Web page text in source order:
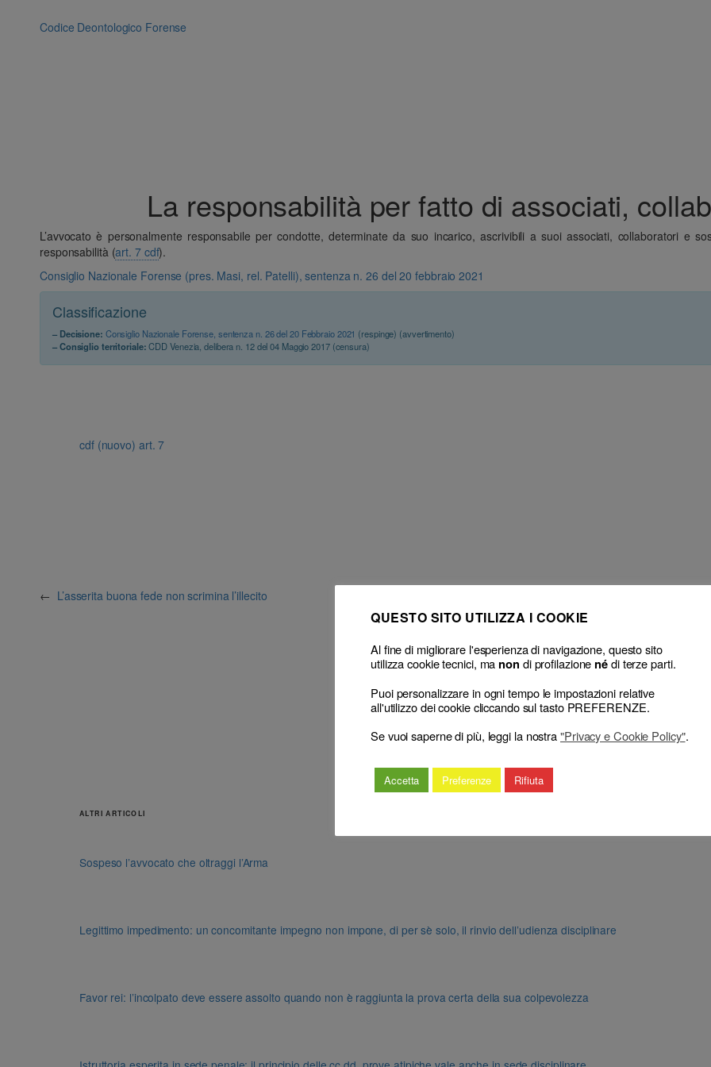
Codice Deontologico Forense
La responsabilità per fatto di associati,
L’avvocato è personalmente responsabile per condotte, determinate da suo incarico, ascrivibili a suoi associati, collaboratori e
responsabilità (art. 7 cdf).
Consiglio Nazionale Forense (pres. Masi, rel. Patelli), sentenza n. 26 del 20 febbraio 2021
Classificazione
– Decisione: Consiglio Nazionale Forense, sentenza n. 26 del 20 Febbraio 2021 (respinge) (avvertimento)
– Consiglio territoriale:CDD Venezia, delibera n. 12 del 04 Maggio 2017 (censura)
cdf (nuovo) art. 7
← L’asserita buona fede non scrimina l’illecito
ALTRI ARTICOLI
Sospeso l’avvocato che oltraggi l’Arma
Legittimo impedimento: un concomitante impegno non impone, di per sè solo, il rinvio dell’udienza disciplinare
Favor rei: l’incolpato deve essere assolto quando non è raggiunta la prova certa della sua colpevolezza
QUESTO SITO UTILIZZA I COOKIE
Al fine di migliorare l'esperienza di navigazione, questo sito
utilizza cookie tecnici, ma non di profilazione nédi terze parti.
Puoi personalizzare in ogni tempo le impostazioni relative
all'utilizzo dei cookie cliccando sul tasto PREFERENZE.
Se vuoi saperne di più, leggi la nostra"Privacy e Cookie Policy".
Accetta Preferenze Rifiuta